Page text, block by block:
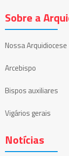
Sobre a
Nossa Arquidiocese
Arcebispo
Bispos auxiliares
Vigários gerais
Notícias